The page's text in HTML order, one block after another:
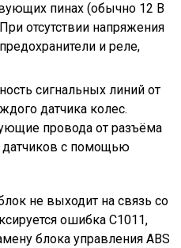
пинах (обычно 12 В
отсутствии напряжения
и реле,
сигнальных линий от
датчика колес.
провода от разъёма
датчиков с помощью
не выходит на связь со
ошибка С1011,
блока управления ABS